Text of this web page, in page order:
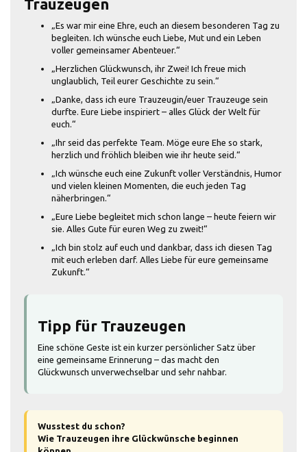
Trauzeugen
„Es war mir eine Ehre, euch an diesem besonderen Tag zu
begleiten. Ich wünsche euch Liebe, Mut und ein Leben
voller gemeinsamer Abenteuer.“
„Herzlichen Glückwunsch, ihr Zwei! Ich freue mich
unglaublich, Teil eurer Geschichte zu sein.“
„Danke, dass ich eure Trauzeugin/euer Trauzeuge sein
durfte. Eure Liebe inspiriert – alles Glück der Welt für
euch.“
„Ihr seid das perfekte Team. Möge eure Ehe so stark,
herzlich und fröhlich bleiben wie ihr heute seid.“
„Ich wünsche euch eine Zukunft voller Verständnis, Humor
und vielen kleinen Momenten, die euch jeden Tag
näherbringen.“
„Eure Liebe begleitet mich schon lange – heute feiern wir
sie. Alles Gute für euren Weg zu zweit!“
„Ich bin stolz auf euch und dankbar, dass ich diesen Tag
mit euch erleben darf. Alles Liebe für eure gemeinsame
Zukunft.“
Tipp für Trauzeugen
Eine schöne Geste ist ein kurzer persönlicher Satz über
eine gemeinsame Erinnerung – das macht den
Glückwunsch unverwechselbar und sehr nahbar.
Wusstest du schon?
Wie Trauzeugen ihre Glückwünsche beginnen